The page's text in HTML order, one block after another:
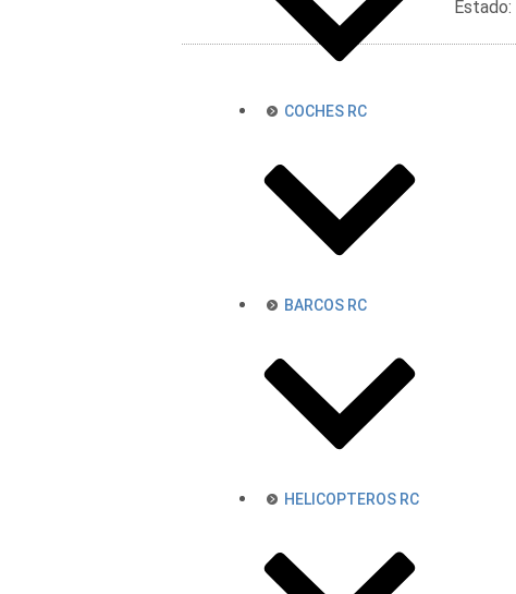
COCHES RC
BARCOS RC
HELICOPTEROS RC
Estado: